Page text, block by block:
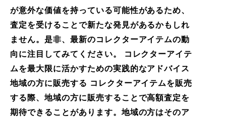
が意外な価値を持っている可能性があるため、
査定を受けることで新たな発見があるかもしれ
ません。是非、最新のコレクターアイテムの動
向に注目してみてください。 コレクターアイテ
ムを最大限に活かすための実践的なアドバイス
地域の方に販売する コレクターアイテムを販売
する際、地域の方に販売することで高額査定を
期待できることがあります。地域の方はそのア